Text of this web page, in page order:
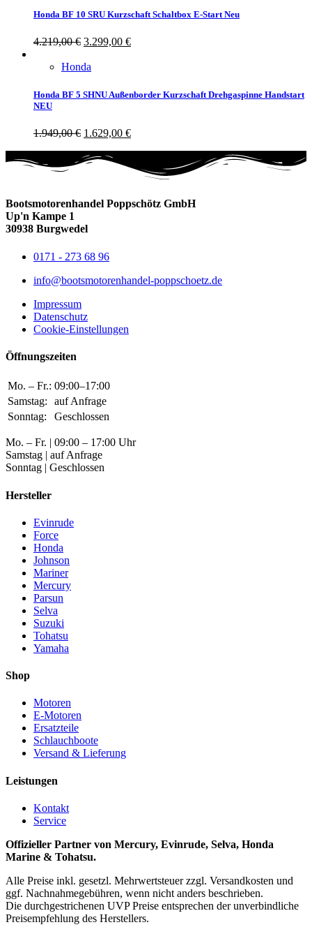
Honda BF 10 SRU Kurzschaft Schaltbox E-Start Neu
4.219,00€ 3.299,00 €
Honda
Honda BF 5 SHNU Außenborder Kurzschaft Drehgaspinne Handstart
NEU
1.949,00€ 1.629,00 €
Bootsmotorenhandel Poppschötz GmbH
Up'n Kampe 1
30938 Burgwedel
0171 - 273 68 96
info@bootsmotorenhandel-poppschoetz.de
Impressum
Datenschutz
Cookie-Einstellungen
Öffnungszeiten
Mo. – Fr.: 09:00–17:00
Samstag:
auf Anfrage
Sonntag:
Geschlossen
Mo. – Fr. | 09:00 – 17:00 Uhr
Samstag | auf Anfrage
Sonntag | Geschlossen
Hersteller
Evinrude
Force
Honda
Johnson
Mariner
Mercury
Parsun
Selva
Suzuki
Tohatsu
Yamaha
Shop
Motoren
E-Motoren
Ersatzteile
Schlauchboote
Versand & Lieferung
Leistungen
Kontakt
Service
Offizieller Partner von Mercury, Evinrude, Selva, Honda
Marine & Tohatsu.
Alle Preise inkl. gesetzl. Mehrwertsteuer zzgl. Versandkosten und
ggf. Nachnahmegebühren, wenn nicht anders beschrieben.
Die durchgestrichenen UVP Preise entsprechen der unverbindliche
Preisempfehlung des Herstellers.